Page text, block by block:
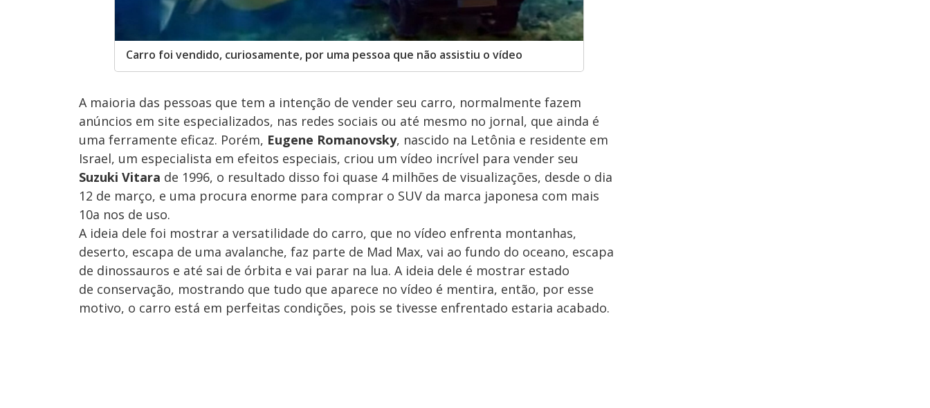
Carro foi vendido, curiosamente, por uma pessoa que não assistiu o vídeo
A maioria das pessoas que tem a intenção de vender seu carro, normalmente fazem
anúncios em site especializados, nas redes sociais ou até mesmo no jornal, que ainda é
uma ferramente eficaz. Porém, Eugene Romanovsky, nascido na Letônia e residente em
Israel, um especialista em efeitos especiais, criou um vídeo incrível para vender seu
Suzuki Vitara de 1996, o resultado disso foi quase 4 milhões de visualizações, desde o dia
12 de março, e uma procura enorme para comprar o SUV da marca japonesa com mais
10a nos de uso.
A ideia dele foi mostrar a versatilidade do carro, que no vídeo enfrenta montanhas,
deserto, escapa de uma avalanche, faz parte de Mad Max, vai ao fundo do oceano, escapa
de dinossauros e até sai de órbita e vai parar na lua. A ideia dele é mostrar estado
de conservação, mostrando que tudo que aparece no vídeo é mentira, então, por esse
motivo, o carro está em perfeitas condições, pois se tivesse enfrentado estaria acabado.